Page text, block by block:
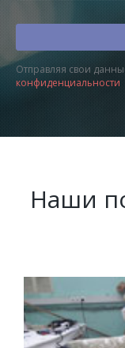
Отправляя свои
конфиденциальности
Наши